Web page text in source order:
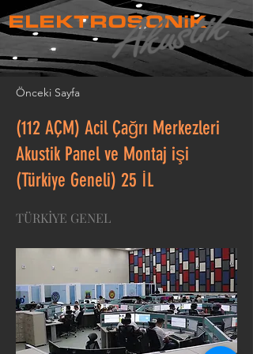
ELEKTROSONiK
Önceki Sayfa
(112 AÇM) Acil Çağrı Merkezleri
Akustik Panel ve Montaj işi
(Türkiye Geneli) 25 İL
TÜRKİYE GENEL